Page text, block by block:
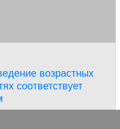
возрастных
соответствует